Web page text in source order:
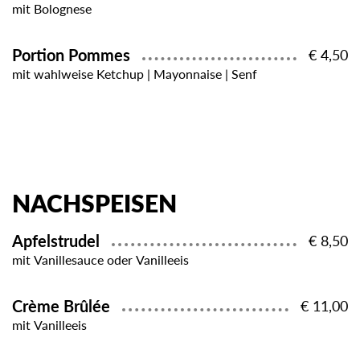
mit Bolognese
Portion Pommes € 4,50
mit wahlweise Ketchup | Mayonnaise | Senf
NACHSPEISEN
Apfelstrudel € 8,50
mit Vanillesauce oder Vanilleeis
Crème Brûlée € 11,00
mit Vanilleeis